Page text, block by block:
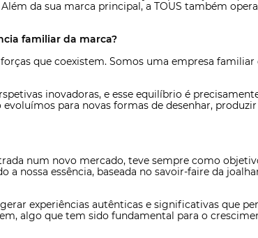
da sua marca principal, a TOUS também
familiar da marca?
que coexistem. Somos uma empresa
inovadoras, e esse equilíbrio é
para novas formas de desenhar,
num novo mercado, teve sempre como
nossa essência, baseada no savoir-faire da
experiências autênticas e significativas que
algo que tem sido fundamental para o